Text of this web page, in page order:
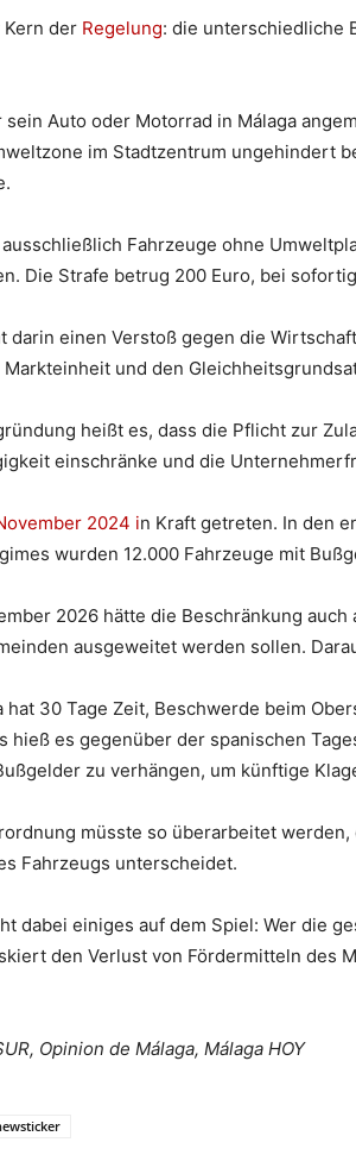
der Regelung: die unterschiedliche
sein Auto oder Motorrad in Málaga
im Stadtzentrum ungehindert
Fahrzeuge ohne
Die Strafe betrug 200 Euro, bei
darin einen Verstoß gegen die
und den
heißt es, dass die Pflicht zur
einschränke und die
2024 in Kraft getreten. In den
wurden 12.000 Fahrzeuge mit
2026 hätte die Beschränkung
ausgeweitet werden sollen.
hat 30 Tage Zeit, Beschwerde beim
hieß es gegenüber der spanischen
zu verhängen, um künftige
müsste so überarbeitet
Fahrzeugs unterscheidet.
dabei einiges auf dem Spiel: Wer die
den Verlust von Fördermitteln des
Opinion de Málaga, Málaga HOY